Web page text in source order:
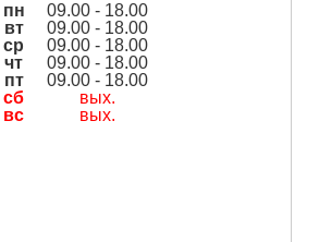
пн
09.00 - 18.00
вт
09.00 - 18.00
ср
09.00 - 18.00
чт
09.00 - 18.00
пт
09.00 - 18.00
сб
вых.
вс
вых.